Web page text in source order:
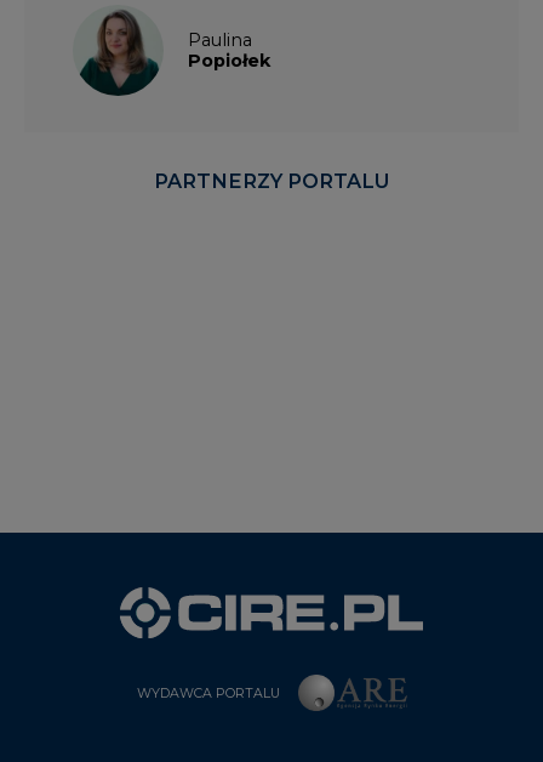
Paulina
Popiołek
PARTNERZY PORTALU
WYDAWCA PORTALU